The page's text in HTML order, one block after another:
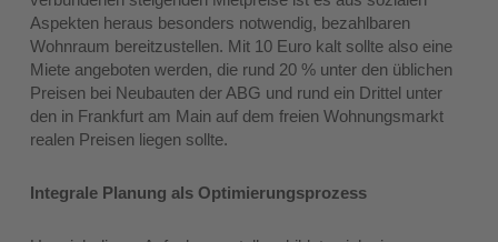
Aspekten heraus besonders notwendig, bezahlbaren
Wohnraum bereitzustellen. Mit 10 Euro kalt sollte also eine
Miete angeboten werden, die rund 20 % unter den üblichen
Preisen bei Neubauten der ABG und rund ein Drittel unter
den in Frankfurt am Main auf dem freien Wohnungsmarkt
realen Preisen liegen sollte.
Integrale Planung als Optimierungsprozess